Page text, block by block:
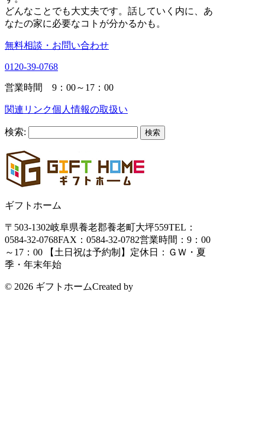
どんなことでも大丈夫です。話していく内に、あ
なたの家に必要なコトが分かるかも。
無料相談・お問い合わせ
0120-39-0768
営業時間 9：00～17：00
関連リンク個人情報の取扱い
検索:
ギフトホーム
〒503-1302岐阜県養老郡養老町大坪559TEL：
0584-32-0768FAX：0584-32-0782営業時間：9：00
～17：00 【土日祝は予約制】 定休日：ＧＷ・夏
季・年末年始
© 2026 ギフトホームCreated by